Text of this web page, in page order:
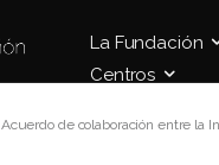
La Fundación
Centros
Acuerdo de colaboración entre la